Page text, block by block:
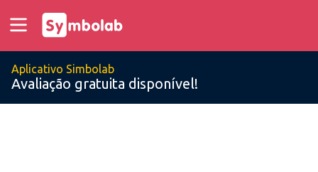
Aplicativo Simbolab
Avaliação gratuita disponível!